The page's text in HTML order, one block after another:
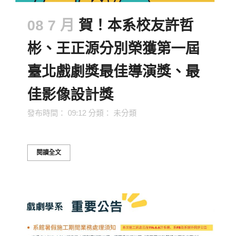
08 7 月 賀！本系校友許哲
彬、王正源分別榮獲第一屆
臺北戲劇獎最佳導演獎、最
佳影像設計獎
發布時間： 09:12 分類： 未分類
閱讀全文